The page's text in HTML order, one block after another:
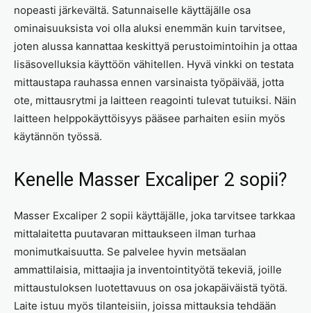
nopeasti järkevältä. Satunnaiselle käyttäjälle osa
ominaisuuksista voi olla aluksi enemmän kuin tarvitsee,
joten alussa kannattaa keskittyä perustoimintoihin ja ottaa
lisäsovelluksia käyttöön vähitellen. Hyvä vinkki on testata
mittaustapa rauhassa ennen varsinaista työpäivää, jotta
ote, mittausrytmi ja laitteen reagointi tulevat tutuiksi. Näin
laitteen helppokäyttöisyys pääsee parhaiten esiin myös
käytännön työssä.
Kenelle Masser Excaliper 2 sopii?
Masser Excaliper 2 sopii käyttäjälle, joka tarvitsee tarkkaa
mittalaitetta puutavaran mittaukseen ilman turhaa
monimutkaisuutta. Se palvelee hyvin metsäalan
ammattilaisia, mittaajia ja inventointityötä tekeviä, joille
mittaustuloksen luotettavuus on osa jokapäiväistä työtä.
Laite istuu myös tilanteisiin, joissa mittauksia tehdään